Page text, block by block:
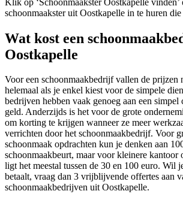
schoonmaakster uit Oostkapelle in te huren
Wat kost een
Oostkapelle
Voor een schoonmaakbedrijf vallen de prijzen
helemaal als je enkel kiest voor de simpele
bedrijven hebben vaak genoeg aan een
geld. Anderzijds is het voor de grote
om korting te krijgen wanneer ze meer
verrichten door het schoonmaakbedrijf. Voor
schoonmaak opdrachten kun je denken aan
schoonmaakbeurt, maar voor kleinere kantoor
ligt het meestal tussen de 30 en 100 euro. Wil
betaalt, vraag dan 3 vrijblijvende offertes aan
schoonmaakbedrijven uit Oostkapelle.